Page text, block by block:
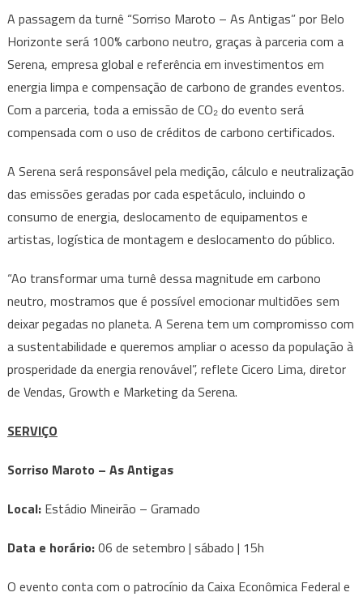
A passagem da turnê “Sorriso Maroto – As Antigas” por Belo
Horizonte será 100% carbono neutro, graças à parceria com a
Serena, empresa global e referência em investimentos em
energia limpa e compensação de carbono de grandes eventos.
Com a parceria, toda a emissão de CO₂ do evento será
compensada com o uso de créditos de carbono certificados.
A Serena será responsável pela medição, cálculo e neutralização
das emissões geradas por cada espetáculo, incluindo o
consumo de energia, deslocamento de equipamentos e
artistas, logística de montagem e deslocamento do público.
“Ao transformar uma turnê dessa magnitude em carbono
neutro, mostramos que é possível emocionar multidões sem
deixar pegadas no planeta. A Serena tem um compromisso com
a sustentabilidade e queremos ampliar o acesso da população à
prosperidade da energia renovável”, reflete Cicero Lima, diretor
de Vendas, Growth e Marketing da Serena.
SERVIÇO
Sorriso Maroto – As Antigas
Local:Estádio Mineirão – Gramado
Data e horário:06 de setembro | sábado | 15h
O evento conta com o patrocínio da Caixa Econômica Federal e